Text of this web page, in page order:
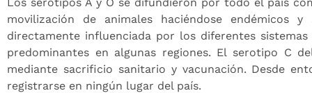
movilización de animales haciéndose endémicos
directamente influenciada por los diferentes
predominantes en algunas regiones. El serotipo C
mediante sacrificio sanitario y vacunación. Desde
registrarse en ningún lugar del país.